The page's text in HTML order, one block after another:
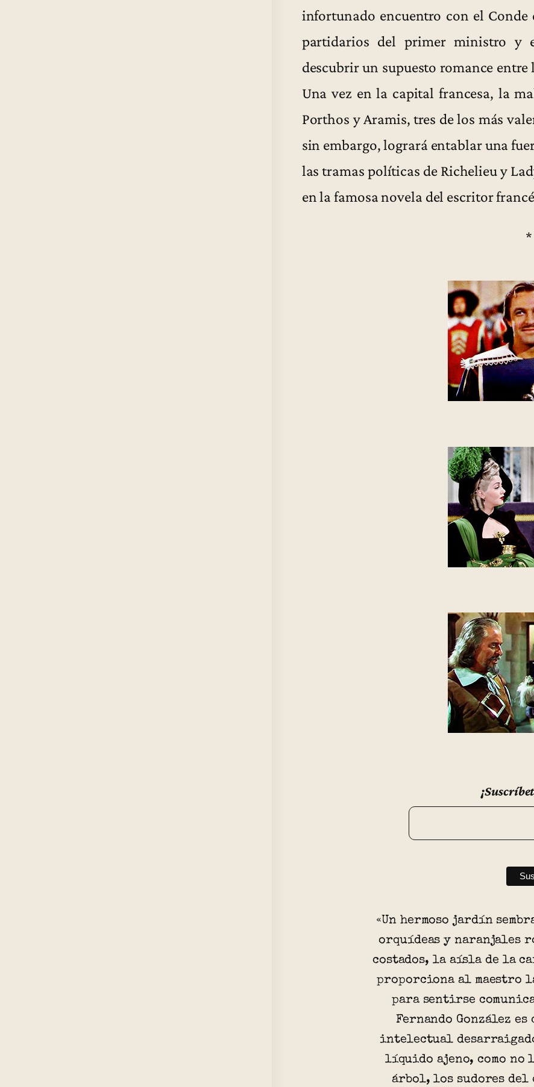
infortunado encuentro con el
partidarios del primer ministro y
descubrir un supuesto romance
Una vez en la capital francesa, la
Porthos y Aramis, tres de los más
sin embargo, logrará entablar una
las tramas políticas de Richelieu y
en la famosa novela del escritor
«Un hermoso jardín
orquídeas y naranjales
costados, la aísla de la
proporciona al maestro
para sentirse
Fernando González
intelectual
líquido ajeno, como no
árbol, los sudores del